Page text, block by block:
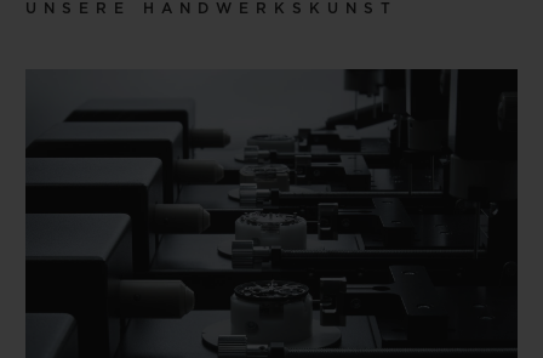
UNSERE HANDWERKSKUNST